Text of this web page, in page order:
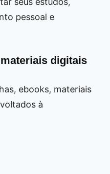
pessoal e
digitais
ebooks, materiais
à